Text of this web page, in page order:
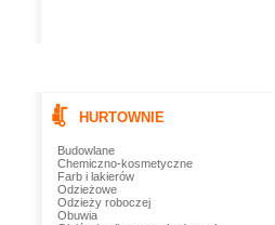
HURTOWNIE
Budowlane
Chemiczno-kosmetyczne
Farb i lakierów
Odzieżowe
Odzieży roboczej
Obuwia